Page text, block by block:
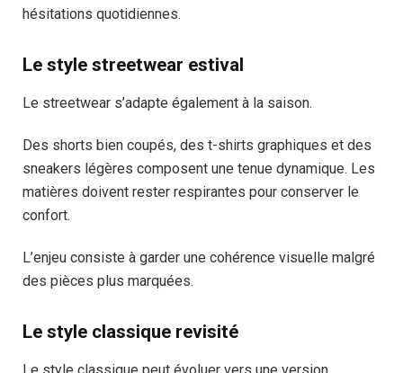
hésitations quotidiennes.
Le style streetwear estival
Le streetwear s’adapte également à la saison.
Des shorts bien coupés, des t-shirts graphiques et des
sneakers légères composent une tenue dynamique. Les
matières doivent rester respirantes pour conserver le
confort.
L’enjeu consiste à garder une cohérence visuelle malgré
des pièces plus marquées.
Le style classique revisité